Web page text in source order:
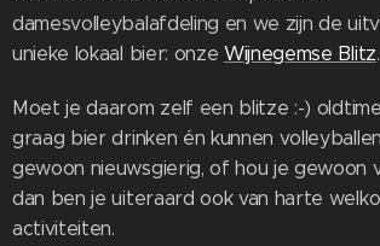
damesvolleybalafdeling en we zijn de
unieke lokaal bier: onze Wijnegemse Blitz.
Moet je daarom zelf een blitze :-)
graag bier drinken én kunnen
gewoon nieuwsgierig, of hou je gewoon
dan ben je uiteraard ook van harte
activiteiten.